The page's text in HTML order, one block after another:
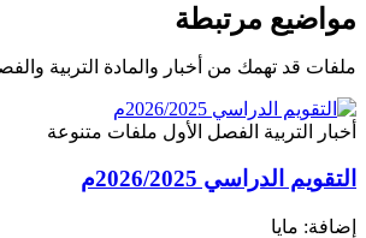
مواضيع مرتبطة
ملفات قد تهمك من أخبار والمادة التربية
أخبار التربية الفصل الأول ملفات متنوعة
التقويم الدراسي 2026/2025م
إضافة: مايا